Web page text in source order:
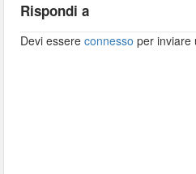
Rispondi a
Devi essereconnesso per inviare